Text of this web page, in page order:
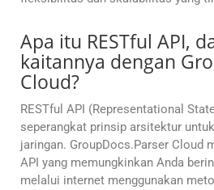
Apa itu RESTful API,
kaitannya dengan
Cloud?
RESTful API (Representational
seperangkat prinsip arsitektur
jaringan. GroupDocs.Parser Cloud
API yang memungkinkan Anda
melalui internet menggunakan